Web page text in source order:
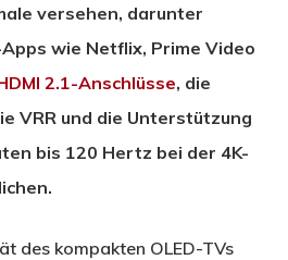
versehen, darunter
wie Netflix, Prime Video
2.1-Anschlüsse, die
VRR und die Unterstützung
bis 120 Hertz bei der 4K-
des kompakten OLED-TVs